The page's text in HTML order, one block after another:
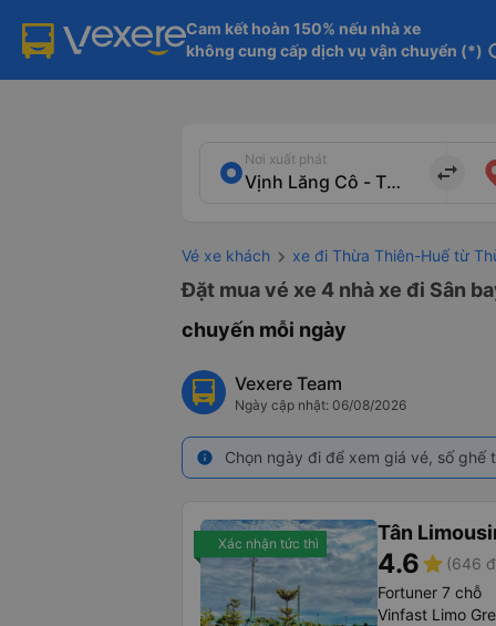
Cam kết hoàn 150% nếu nhà xe
không cung cấp dịch vụ vận chuyển (*)
Nơi xuất phát
import_export
Vé xe khách xe đi Thừa Thiên-Huế từ
Đặt mua vé xe 4 nhà xe đi Sân
chuyến mỗi ngày
Vexere Team
Ngày cập nhật: 06/08/2026
info Chọn ngày đi để xem giá vé, số
Xác nhận tức thì Tân
4.6star (646
Fortuner 7 chỗ
Vinfast Limo